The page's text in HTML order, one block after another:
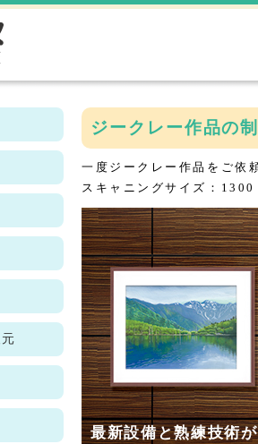
ジークレー作品の
一度ジークレー作品をご依
スキャニングサイズ：
最新設備と熟練技術